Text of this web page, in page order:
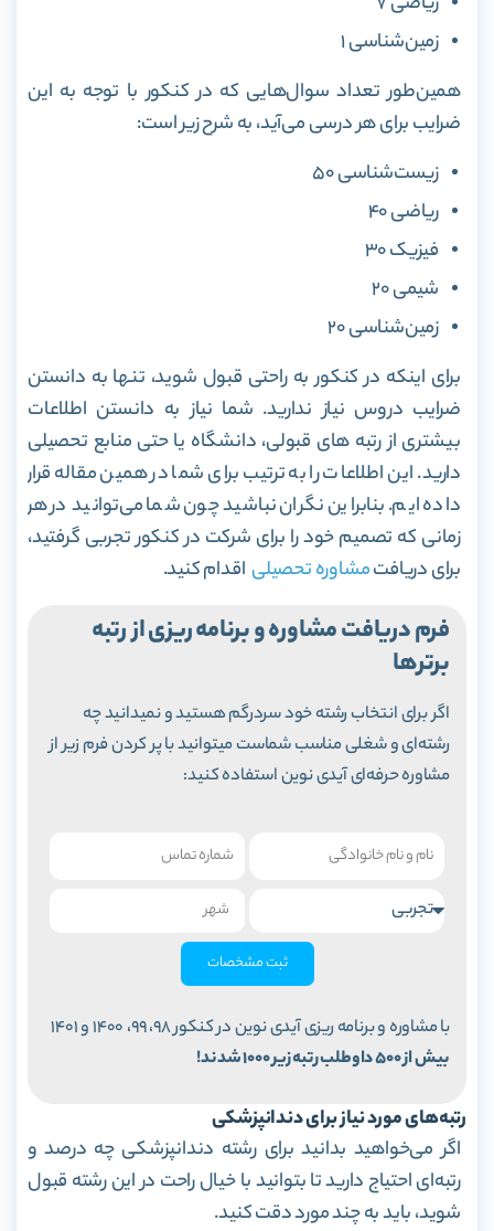
زمین‌شناسی ۱
همین‌طور تعداد سوال‌هایی که در کنکور با توجه به این
ضرایب برای هر درسی می‌آید، به شرح زیر است:
زیست‌شناسی ۵۰
ریاضی ۴۰
فیزیک ۳۰
شیمی ۲۰
زمین‌شناسی ۲۰
برای اینکه در کنکور به‌ راحتی قبول شوید، تنها به دانستن
ضرایب دروس نیاز ندارید. شما نیاز به دانستن اطلاعات
بیشتری از رتبه های قبولی، دانشگاه یا حتی منابع تحصیلی
دارید. این اطلاعات را به ترتیب برای شما در همین مقاله قرار
داده ایم. بنابراین نگران نباشید چون شما می‌توانید در هر
زمانی که تصمیم خود را برای شرکت در کنکور تجربی گرفتید،
برای دریافتمشاوره تحصیلی اقدام کنید.
فرم دریافت مشاوره و برنامه ریزی از رتبه
برترها
اگر برای انتخاب رشته خود سردرگم هستید و نمیدانید چه
رشته‌ای و شغلی مناسب شماست میتوانید با پر کردن فرم زیر از
مشاوره حرفه‌ای آیدی نوین استفاده کنید:
ثبت مشخصات
با مشاوره و برنامه ریزی آیدی نوین در کنکور 98، 99، 1400 و 1401
بیش از 500 داوطلب رتبه زیر 1000 شدند!
رتبه‌های مورد نیاز برای دندانپزشکی
اگر می‌خواهید بدانید برای رشته دندانپزشکی چه درصد و
رتبه‌ای احتیاج دارید تا بتوانید با خیال راحت در این رشته قبول
شوید، باید به چند مورد دقت کنید.